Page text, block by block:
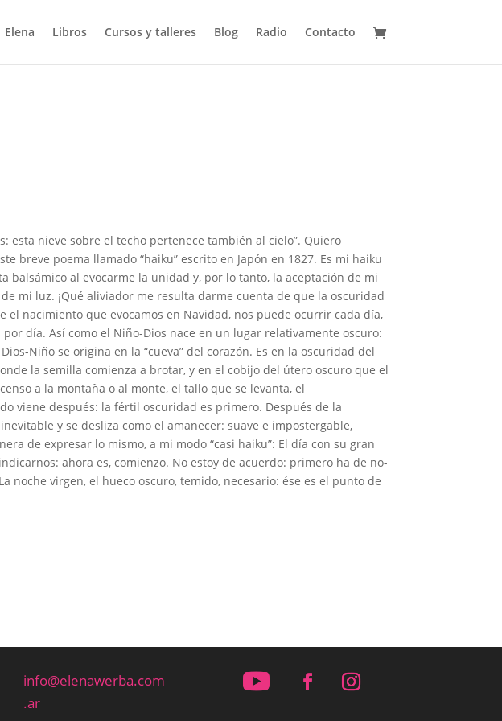
Elena Libros Cursos y talleres Blog Radio Contacto
esta nieve sobre el techo pertenece también al cielo”. Quiero
breve poema llamado “haiku” escrito en Japón en 1827. Es mi haiku
balsámico al evocarme la unidad y, por lo tanto, la aceptación de mi
mi luz. ¡Qué aliviador me resulta darme cuenta de que la oscuridad
el nacimiento que evocamos en Navidad, nos puede ocurrir cada día,
por día. Así como el Niño-Dios nace en un lugar relativamente oscuro:
Niño se origina en la “cueva” del corazón. Es en la oscuridad del
la semilla comienza a brotar, y en el cobijo del útero oscuro que el
a la montaña o al monte, el tallo que se levanta, el
viene después: la fértil oscuridad es primero. Después de la
y se desliza como el amanecer: suave e impostergable,
de expresar lo mismo, a mi modo “casi haiku”: El día con su gran
ahora es, comienzo. No estoy de acuerdo: primero ha de no-
noche virgen, el hueco oscuro, temido, necesario: ése es el punto de
info@elenawerba.com
.ar